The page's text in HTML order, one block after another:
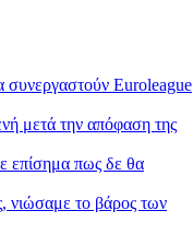
συνεργαστούν Euroleague
μετά την απόφαση της
επίσημα πως δε θα
νιώσαμε το βάρος των